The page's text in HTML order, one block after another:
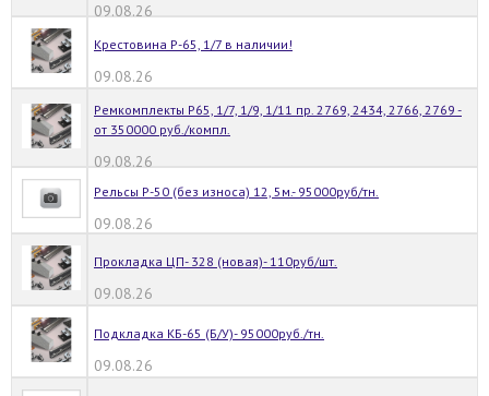
09.08.26
Крестовина Р-65, 1/7 в наличии!
09.08.26
Ремкомплекты Р65, 1/7, 1/9, 1/11 пр. 2769, 2434, 2766, 2769 -
от 350000 руб./компл.
09.08.26
Рельсы Р-50 (без износа) 12, 5м.- 95000руб/тн.
09.08.26
Прокладка ЦП- 328 (новая)- 110руб/шт.
09.08.26
Подкладка КБ-65 (Б/У)- 95000руб./тн.
09.08.26